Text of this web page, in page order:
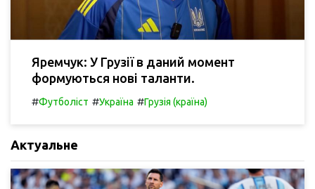
Яремчук: У Грузії в даний момент
формуються нові таланти.
#Футболіст #Україна #Грузія (країна)
Актуальне